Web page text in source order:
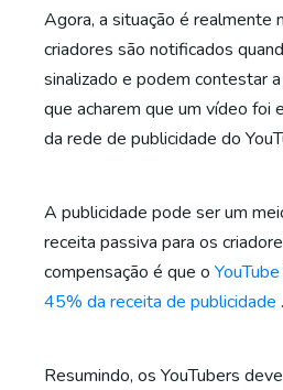
Agora, a situação é realmente
criadores são notificados
sinalizado e podem contestar
que acharem que um vídeo foi
da rede de publicidade do
A publicidade pode ser um
receita passiva para os
compensação é que o
45% da receita de publicidade .
Resumindo, os YouTubers